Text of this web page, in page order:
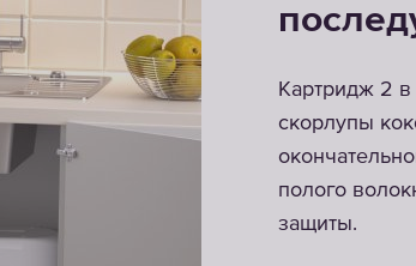
к
Картридж 2 в
скорлупы
полого
защиты.